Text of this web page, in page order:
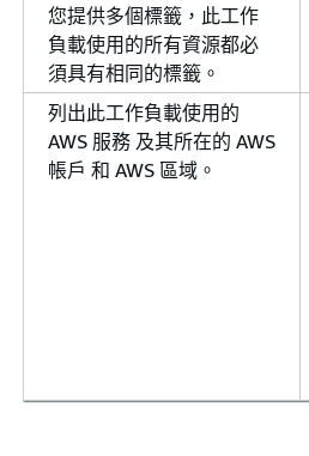
您提供多個標籤，此工作
負載使用的所有資源都必
須具有相同的標籤。
列出此工作負載使用的
AWS 服務 及其所在的 AWS
帳戶 和 AWS 區域。